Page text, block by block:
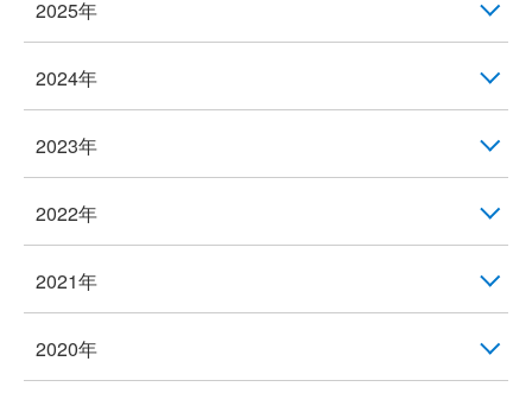
2025年
2024年
2023年
2022年
2021年
2020年